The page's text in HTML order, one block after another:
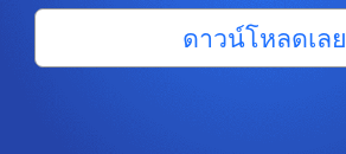
ดาวน์โหลดเลย